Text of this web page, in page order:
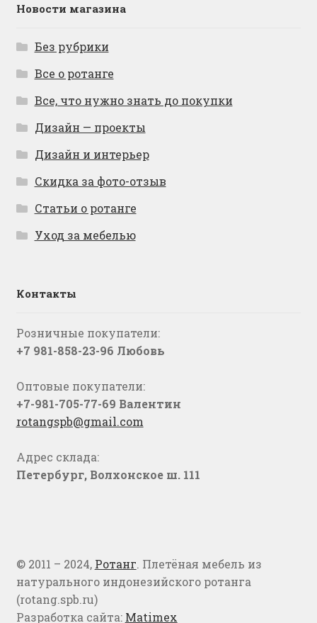
Новости магазина
Без рубрики
Все о ротанге
Все, что нужно знать до покупки
Дизайн — проекты
Дизайн и интерьер
Скидка за фото-отзыв
Статьи о ротанге
Уход за мебелью
Контакты
Розничные покупатели:
+7 981-858-23-96 Любовь
Оптовые покупатели:
+7-981-705-77-69 Валентин
rotangspb@gmail.com
Адрес склада:
Петербург, Волхонское ш. 111
© 2011 – 2024, Ротанг. Плетёная мебель из
натурального индонезийского ротанга
(rotang.spb.ru)
Разработка сайта: Matimex